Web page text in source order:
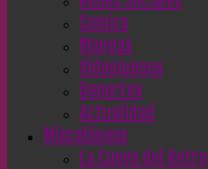
Comics
Mangas
Videojuegos
Deportes
Actualidad
Misceláneos
La Cueva del